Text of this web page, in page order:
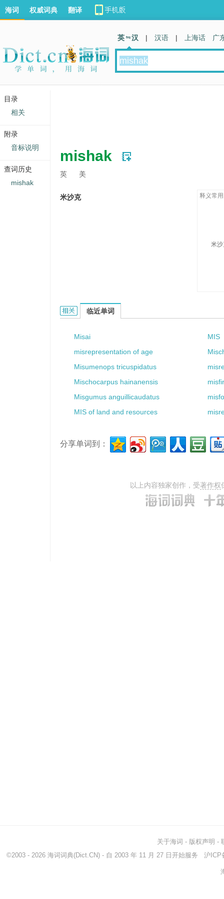
mishak
英 美
米沙克 释义常
米
Mishak的相关资料：
临近单词
Misai
MIS
misrepresentation of age
Misumenops tricuspidatus
Mischocarpus hainanensis
Misgumus anguillicaudatus
MIS of land and resources
分享单词到：
以上内容独家创作，受著作权
海词 权威词典 翻译
英 汉 | 汉语 | 上海话 广
关于海词 - 版权声明 -
©2003 - 2026 海词词典(Dict.CN) - 自 2003 年 11 月 27 日开始服务 沪ICP
目录
相关
附录
音标说明
查词历史
mishak